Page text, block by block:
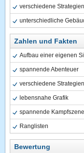
verschiedene
unterschiedliche
Zahlen und Fakten
Aufbau einer eigenen
spannende Abenteuer
verschiedene Strategien
lebensnahe Grafik
spannende
Ranglisten
Bewertung